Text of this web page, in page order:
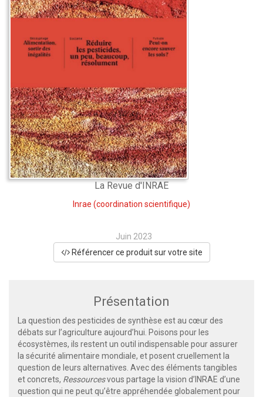
La Revue d'INRAE
Inrae (coordination scientifique)
Juin 2023
Référencer ce produit sur votre site
Présentation
La question des pesticides de synthèse est au cœur des
débats sur l’agriculture aujourd’hui. Poisons pour les
écosystèmes, ils restent un outil indispensable pour assurer
la sécurité alimentaire mondiale, et posent cruellement la
question de leurs alternatives. Avec des éléments tangibles
et concrets, Ressourcesvous partage la vision d’INRAE d’une
question qui ne peut qu’être appréhendée globalement pour